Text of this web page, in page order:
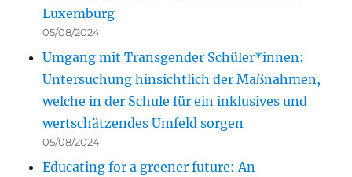
Luxemburg
05/08/2024
Umgang mit Transgender Schüler*innen:
Untersuchung hinsichtlich der Maßnahmen,
welche in der Schule für ein inklusives und
wertschätzendes Umfeld sorgen
05/08/2024
Educating for a greener future: An